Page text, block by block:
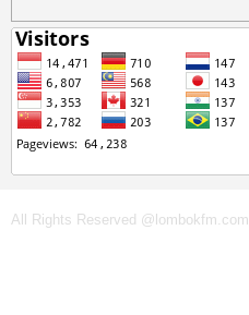
All Rights Reserved @lombokfm.com